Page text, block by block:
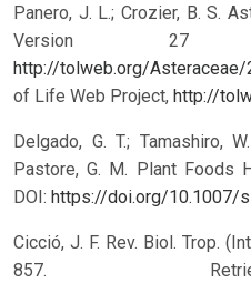
Panero, J. L.; Crozier, B. S.
Version 27
http://tolweb.org/
of Life Web Project, http://
Delgado, G. T.; Tamashiro,
Pastore, G. M. Plant Foods
DOI: https://doi.org/10.1007/
Cicció, J. F. Rev. Biol. Trop.
857.